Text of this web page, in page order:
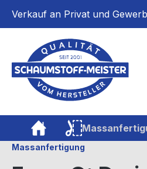
Zur Hauptnavigation
Verkauf an Privat und
Massanfertigung